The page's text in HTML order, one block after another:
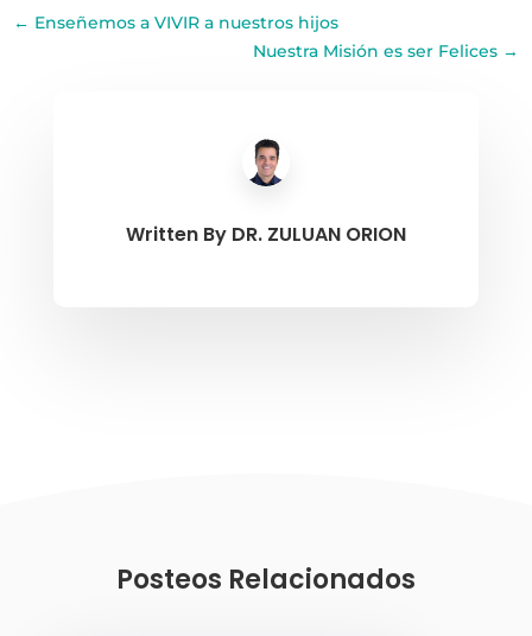
← Enseñemos a VIVIR a nuestros hijos
Nuestra Misión es ser Felices→
Written By DR. ZULUAN ORION
Posteos Relacionados